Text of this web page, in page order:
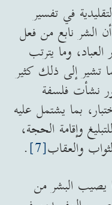
في تفسير
الشر نابع من فعل
العباد، وما يترتب
تشير إلى ذلك كثير
نشأت فلسفة
بما يشتمل عليه
وإقامة الحجة،
والعقاب[7]
.
يصيب البشر من